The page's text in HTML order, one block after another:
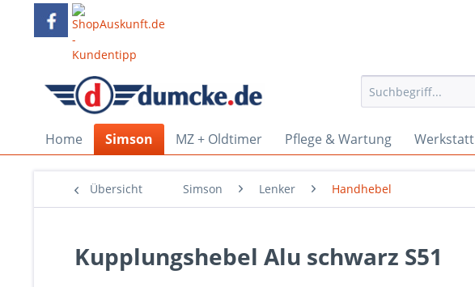
Home Simson MZ + Oldtimer Pflege & Wartung Werkstatt
Übersicht Simson Lenker Handhebel
Kupplungshebel Alu schwarz S51